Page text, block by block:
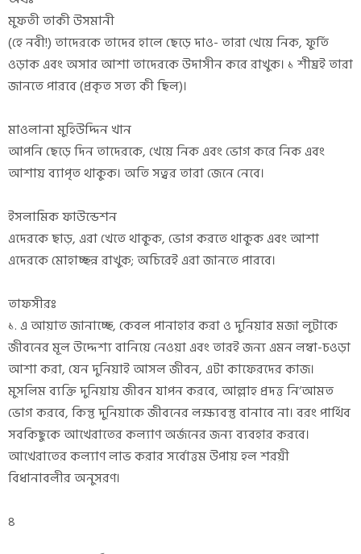
মুফতী তাকী উসমানী
(হে নবী!) তাদেরকে তাদের হালে ছেড়ে দাও- তারা খেয়ে নিক, ফুর্তি
ওড়াক এবং অসার আশা তাদেরকে উদাসীন করে রাখুক। ১ শীঘ্রই তারা
জানতে পারবে (প্রকৃত সত্য কী ছিল)।
মাওলানা মুহিউদ্দিন খান
আপনি ছেড়ে দিন তাদেরকে, খেয়ে নিক এবং ভোগ করে নিক এবং
আশায় ব্যাপৃত থাকুক। অতি সত্বর তারা জেনে নেবে।
ইসলামিক ফাউন্ডেশন
এদেরকে ছাড়, এরা খেতে থাকুক, ভোগ করতে থাকুক এবং আশা
এদেরকে মোহাচ্ছন্ন রাখুক; অচিরেই এরা জানতে পারবে।
তাফসীরঃ
১. এ আয়াত জানাচ্ছে, কেবল পানাহার করা ও দুনিয়ার মজা লুটাকে
জীবনের মূল উদ্দেশ্য বানিয়ে নেওয়া এবং তারই জন্য এমন লম্বা-চওড়া
আশা করা, যেন দুনিয়াই আসল জীবন, এটা কাফেরদের কাজ।
মুসলিম ব্যক্তি দুনিয়ায় জীবন যাপন করবে, আল্লাহ প্রদত্ত নি‘আমত
ভোগ করবে, কিন্তু দুনিয়াকে জীবনের লক্ষ্যবস্তু বানাবে না। বরং পার্থিব
সবকিছুকে আখেরাতের কল্যাণ অর্জনের জন্য ব্যবহার করবে।
আখেরাতের কল্যাণ লাভ করার সর্বোত্তম উপায় হল শরয়ী
বিধানাবলীর অনুসরণ।
৪